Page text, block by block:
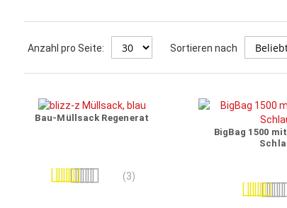
Anzahl pro Seite: Sortieren nach
Bau-Müllsack Regenerat
Bewertung: (3)
BigBag 1500
Bewertung: